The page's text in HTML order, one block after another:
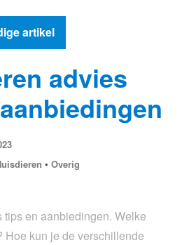
artikel
advies
• Overig
en aanbiedingen. Welke
Hoe kun je de verschillende